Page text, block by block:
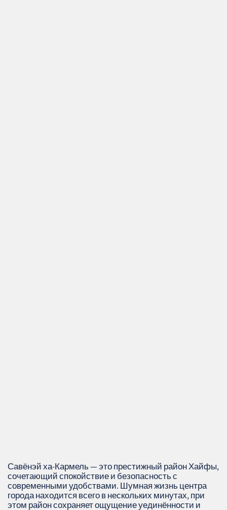
Савёнэй ха-Кармель — это престижный район Хайфы,
сочетающий спокойствие и безопасность с
современными удобствами. Шумная жизнь центра
города находится всего в нескольких минутах, при
этом район сохраняет ощущение уединённости и